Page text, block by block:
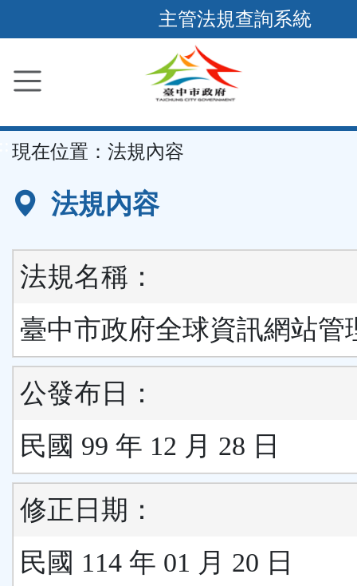
到
要
容
區
主管法規查詢系統
現在位置： 法規內容
法規內容
法規名稱：
臺中市政府全球資訊網站管
公發布日：
民國 99 年 12 月 28 日
修正日期：
民國 114 年 01 月 20 日